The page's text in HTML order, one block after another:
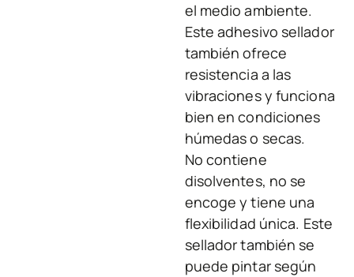
el medio ambiente.
Este adhesivo sellador
también ofrece
resistencia a las
vibraciones y funciona
bien en condiciones
húmedas o secas.
No contiene
disolventes, no se
encoge y tiene una
flexibilidad única. Este
sellador también se
puede pintar según